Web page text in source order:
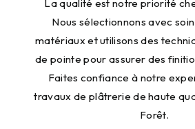
La qualité est notre priorité
Nous sélectionnons avec
matériaux et utilisons des
de pointe pour assurer des
Faites confiance à notre
travaux de plâtrerie de haute
Forêt.